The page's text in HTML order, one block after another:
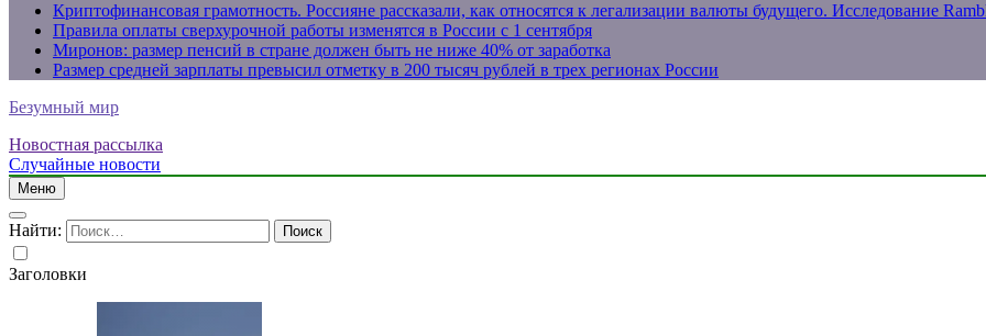
Криптофинансовая грамотность. Россияне рассказали, как относятся к легализации валюты будущего. Исследование
Правила оплаты сверхурочной работы изменятся в России с 1 сентября
Миронов: размер пенсий в стране должен быть не ниже 40% от заработка
Размер средней зарплаты превысил отметку в 200 тысяч рублей в трех регионах России
Безумный мир
Новостная рассылка
Случайные новости
Меню
Найти:
Заголовки